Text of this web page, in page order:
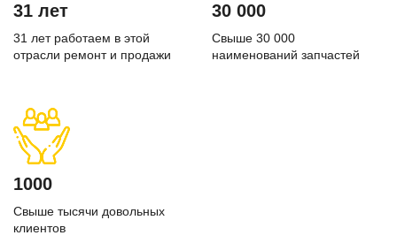
31 лет
31 лет работаем в этой
отрасли ремонт и продажи
30 000
Свыше 30 000
наименований запчастей
1000
Свыше тысячи довольных
клиентов